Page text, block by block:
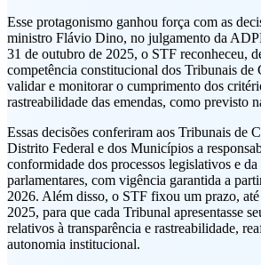
Esse protagonismo ganhou força com as
ministro Flávio Dino, no julgamento da
31 de outubro de 2025, o STF reconheceu,
competência constitucional dos Tribunais de
validar e monitorar o cumprimento dos
rastreabilidade das emendas, como previsto
Essas decisões conferiram aos Tribunais de
Distrito Federal e dos Municípios a
conformidade dos processos legislativos e da
parlamentares, com vigência garantida a
2026. Além disso, o STF fixou um prazo,
2025, para que cada Tribunal apresentasse
relativos à transparência e rastreabilidade,
autonomia institucional.